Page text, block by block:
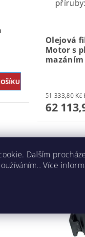
Olejová
Motor s
mazáním
62
Dalším
Více